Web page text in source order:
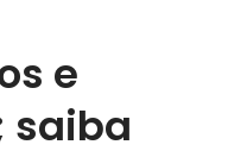
e
saiba